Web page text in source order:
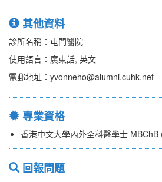
其他資料
診所名稱：屯門醫院
使用語言：廣東話, 英文
電郵地址：yvonneho@alumni.cuhk.net
專業資格
香港中文大學內外全科醫學士 MBChB
回報問題